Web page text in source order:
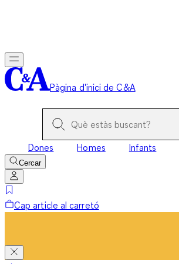
Pàgina d'inici de C&A
Dones Homes Infants
Cercar
Cap article al carretó